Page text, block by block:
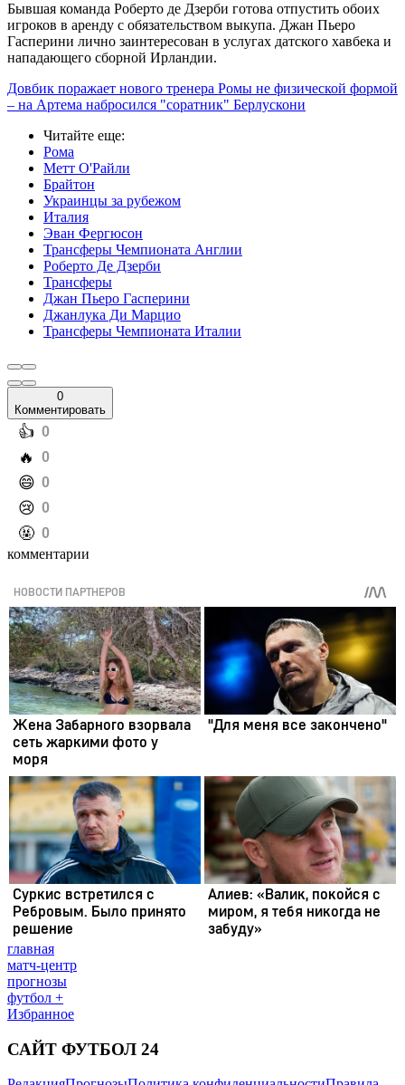
Бывшая команда Роберто де Дзерби готова отпустить обоих
игроков в аренду с обязательством выкупа. Джан Пьеро
Гасперини лично заинтересован в услугах датского хавбека и
нападающего сборной Ирландии.
Довбик поражает нового тренера Ромы не физической формой
– на Артема набросился "соратник" Берлускони
Читайте еще:
Рома
Метт О'Райли
Брайтон
Украинцы за рубежом
Италия
Эван Фергюсон
Трансферы Чемпионата Англии
Роберто Де Дзерби
Трансферы
Джан Пьеро Гасперини
Джанлука Ди Марцио
Трансферы Чемпионата Италии
0
Комментировать
️👍 0
️🔥 0
️😄 0
️😢 0
️🤬 0
комментарии
главная
матч-центр
прогнозы
футбол +
Избранное
САЙТ ФУТБОЛ 24